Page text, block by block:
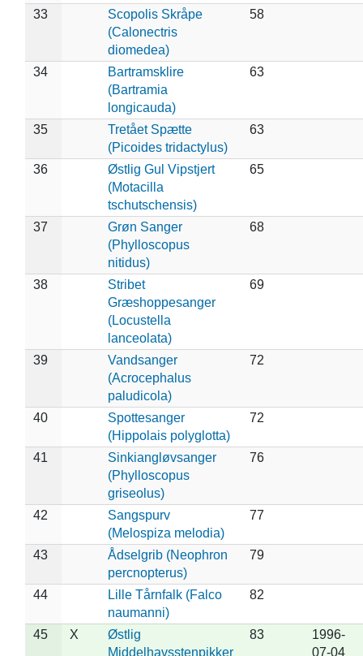
33
Scopolis Skråpe
(Calonectris
diomedea)
58
34
Bartramsklire
(Bartramia
longicauda)
63
35
Tretået Spætte
(Picoides tridactylus)
63
36
Østlig Gul Vipstjert
(Motacilla
tschutschensis)
65
37
Grøn Sanger
(Phylloscopus
nitidus)
68
38
Stribet
Græshoppesanger
(Locustella
lanceolata)
69
39
Vandsanger
(Acrocephalus
paludicola)
72
40
Spottesanger
(Hippolais polyglotta)
72
41
Sinkiangløvsanger
(Phylloscopus
griseolus)
76
42
Sangspurv
(Melospiza melodia)
77
43
Ådselgrib (Neophron
percnopterus)
79
44
Lille Tårnfalk (Falco
naumanni)
82
45 X
Østlig
Middelhavsstenpikker
83
1996-
07-04